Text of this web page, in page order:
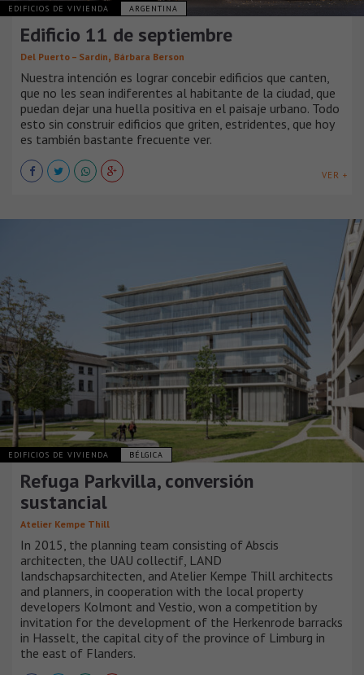
EDIFICIOS DE VIVIENDA ARGENTINA
Edificio 11 de septiembre
Del Puerto – Sardin, Bárbara Berson
Nuestra intención es lograr concebir edificios que canten,
que no les sean indiferentes al habitante de la ciudad, que
puedan dejar una huella positiva en el paisaje urbano. Todo
esto sin construir edificios que griten, estridentes, que hoy
es también bastante frecuente ver.
VER +
EDIFICIOS DE VIVIENDA BÉLGICA
Refuga Parkvilla, conversión
sustancial
Atelier Kempe Thill
In 2015, the planning team consisting of Abscis
architecten, the UAU collectif, LAND
landschapsarchitecten, and Atelier Kempe Thill architects
and planners, in cooperation with the local property
developers Kolmont and Vestio, won a competition by
invitation for the development of the Herkenrode barracks
in Hasselt, the capital city of the province of Limburg in
the east of Flanders.